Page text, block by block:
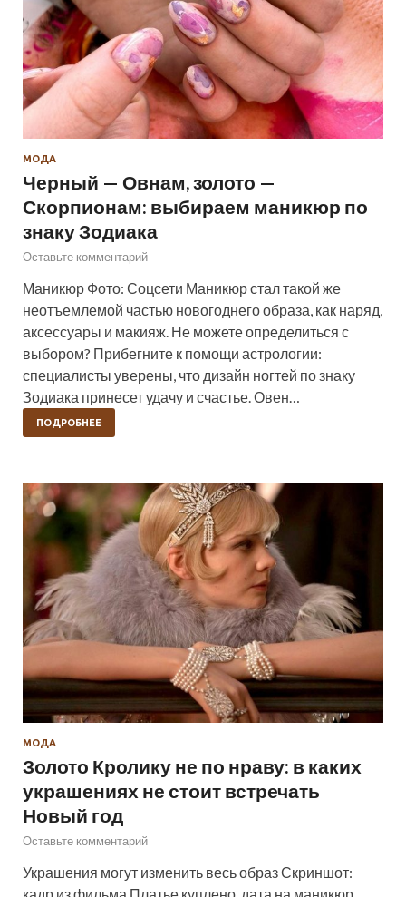
МОДА
Черный — Овнам, золото —
Скорпионам: выбираем маникюр по
знаку Зодиака
Оставьте комментарий
Маникюр Фото: Соцсети Маникюр стал такой же
неотъемлемой частью новогоднего образа, как наряд,
аксессуары и макияж. Не можете определиться с
выбором? Прибегните к помощи астрологии:
специалисты уверены, что дизайн ногтей по знаку
Зодиака принесет удачу и счастье. Овен…
ПОДРОБНЕЕ
МОДА
Золото Кролику не по нраву: в каких
украшениях не стоит встречать
Новый год
Оставьте комментарий
Украшения могут изменить весь образ Скриншот: